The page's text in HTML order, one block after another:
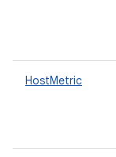
HostMetric